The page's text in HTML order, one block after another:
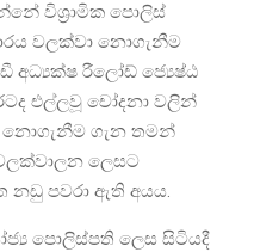
විශ්‍රාමික පොලිස්
වලක්වා නොගැනීම
අධ්‍යක්ෂ රීලෝඩ් ජ්‍යෙෂ්ඨ
එල්ලවූ චෝදනා වලින්
නොගැනීම ගැන තමන්
ලෙසට
නඩු පවරා ඇති අයය.
පොලිස්පති ලෙස සිටියදී